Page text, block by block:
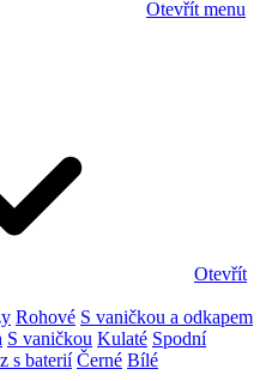
Otevřít menu
Otevřít
Rohové S vaničkou a odkapem
S vaničkou Kulaté Spodní
s baterií Černé Bílé